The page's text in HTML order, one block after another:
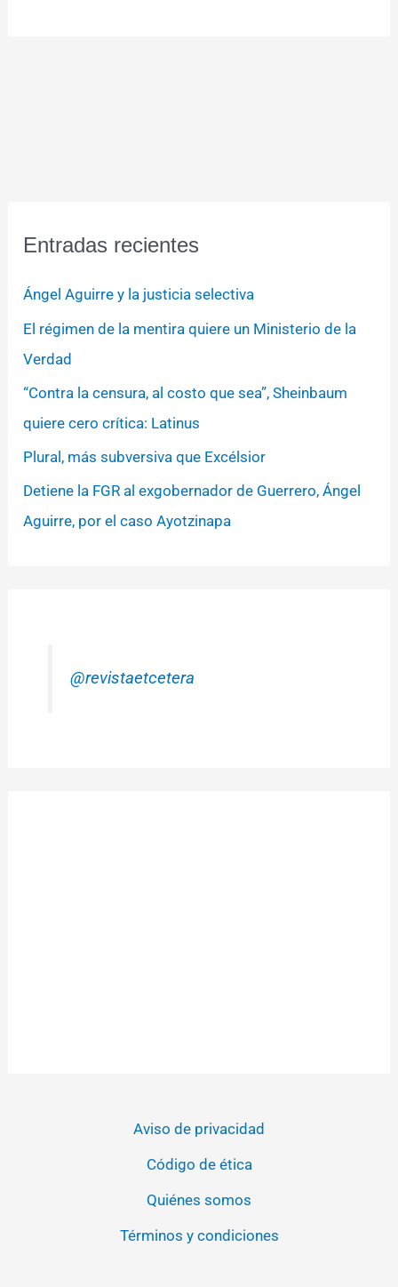
Entradas recientes
Ángel Aguirre y la justicia selectiva
El régimen de la mentira quiere un Ministerio de la
Verdad
“Contra la censura, al costo que sea”, Sheinbaum
quiere cero crítica: Latinus
Plural, más subversiva que Excélsior
Detiene la FGR al exgobernador de Guerrero, Ángel
Aguirre, por el caso Ayotzinapa
@revistaetcetera
Aviso de privacidad
Código de ética
Quiénes somos
Términos y condiciones